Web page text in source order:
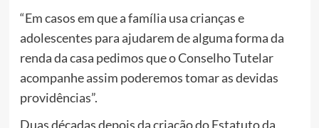
“Em casos em que a família usa crianças e
adolescentes para ajudarem de alguma forma da
renda da casa pedimos que o Conselho Tutelar
acompanhe assim poderemos tomar as devidas
providências”.
Duas décadas depois da criação do Estatuto da